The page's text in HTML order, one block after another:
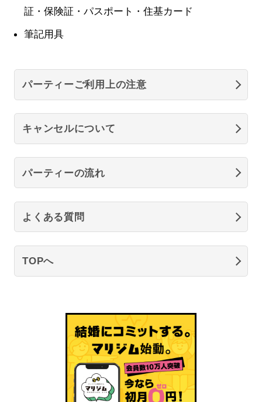
証・保険証・パスポート・住基カード
筆記用具
パーティーご利用上の注意
キャンセルについて
パーティーの流れ
よくある質問
TOPへ